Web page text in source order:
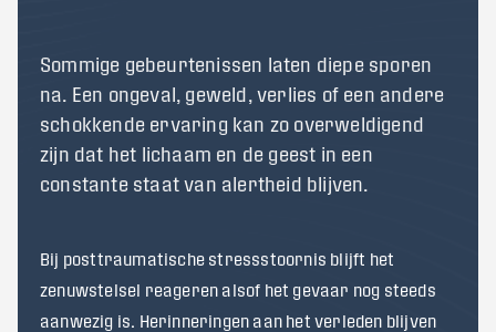
Sommige gebeurtenissen laten diepe sporen
na. Een ongeval, geweld, verlies of een andere
schokkende ervaring kan zo overweldigend
zijn dat het lichaam en de geest in een
constante staat van alertheid blijven.
Bij posttraumatische stressstoornis blijft het
zenuwstelsel reageren alsof het gevaar nog steeds
aanwezig is. Herinneringen aan het verleden blijven